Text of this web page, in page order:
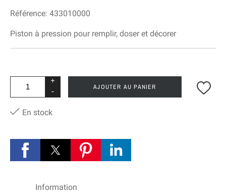
Référence: 433010000
Piston à pression pour remplir, doser et décorer
+
-
AJOUTER AU PANIER
En stock
Information